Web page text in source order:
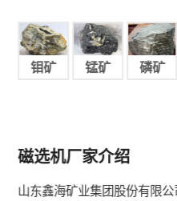
钼矿 锰矿 磷矿
磁选机厂家介绍
山东鑫海矿业集团股份有限